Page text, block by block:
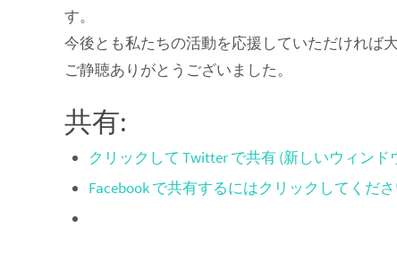
す。
今後とも私たちの活動を応援していただければ
ご静聴ありがとうございました。
共有:
クリックして Twitter で共有 (新しいウィンド
Facebook で共有するにはクリックしてくだ